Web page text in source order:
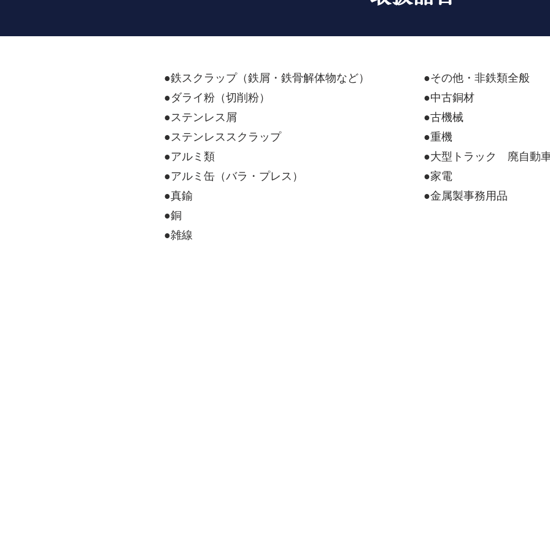
●鉄スクラップ（鉄屑・鉄骨解体物など）
●ダライ粉（切削粉）
●ステンレス屑
●ステンレススクラップ
●アルミ類
●アルミ缶（バラ・プレス）
●真鍮
●銅
●雑線
●その他・非鉄類全般
●中古銅材
●古機械
●重機
●大型トラック 廃自動
●家電
●金属製事務用品